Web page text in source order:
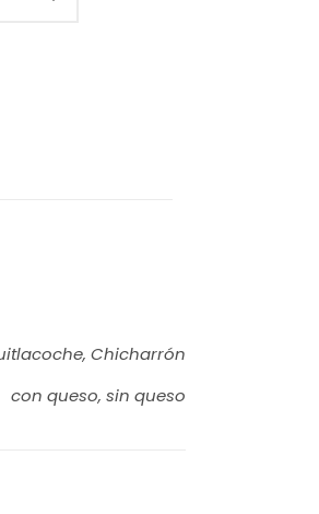
Chicharrón
con queso, sin queso